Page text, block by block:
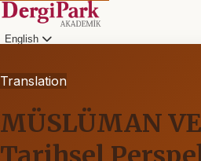
English
Translation
MÜSLÜMAN